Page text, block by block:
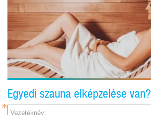
Egyedi szauna elképzelése van?
Vezetéknév: